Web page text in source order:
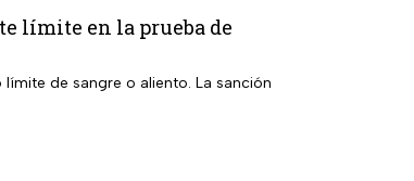
límite en la prueba de
de sangre o aliento. La sanción